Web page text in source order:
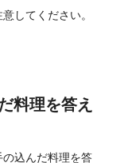
してください。
料理を答え
込んだ料理を答